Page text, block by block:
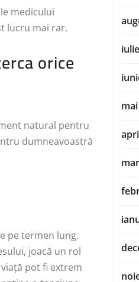
medicului
lucru mai rar.
orice
natural pentru
dumneavoastră
pe termen lung.
joacă un rol
pot fi extrem